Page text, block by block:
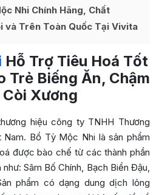
Nhi Chính Hãng, Chất
và Trên Toàn Quốc Tại Vivita
Hỗ Trợ Tiêu Hoá Tốt
Trẻ Biếng Ăn, Chậm
Còi Xương
hiệu công ty TNHH Thương
Nam. Bổ Tỳ Mộc Nhi là sản phẩm
được bào chế từ các thành phần
Sâm Bố Chính, Bạch Biển Đậu,
phẩm có dạng dung dịch lỏng